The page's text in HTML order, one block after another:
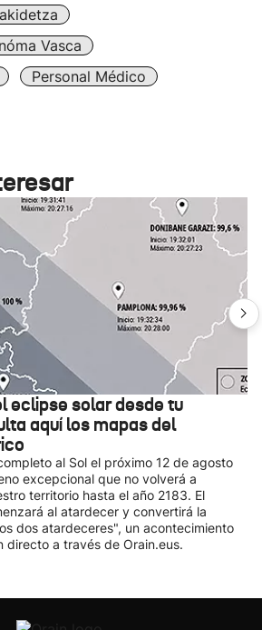
Vasca
Personal Médico
eclipse solar desde tu
aquí los mapas del
al Sol el próximo 12 de agosto
excepcional que no volverá a
territorio hasta el año 2183. El
al atardecer y convertirá la
dos atardeceres", un acontecimiento
directo a través de Orain.eus.